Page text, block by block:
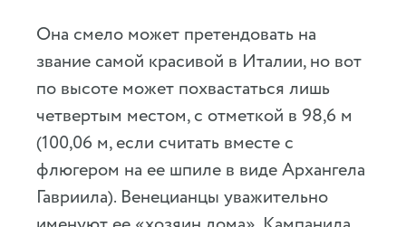
Она смело может претендовать на
звание самой красивой в Италии, но вот
по высоте может похвастаться лишь
четвертым местом, с отметкой в 98,6 м
(100,06 м, если считать вместе с
флюгером на ее шпиле в виде Архангела
Гавриила). Венецианцы уважительно